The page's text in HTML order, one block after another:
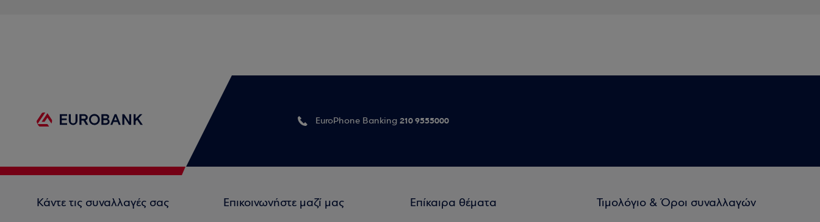
EuroPhone Banking 210 9555000
Κάντε τις συναλλαγές σας Επικοινωνήστε μαζί μας Επίκαιρα θέματα Τιμολόγιο & Όροι συναλλαγών